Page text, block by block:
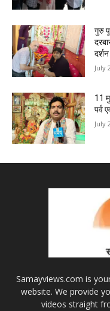
गुरु
दर्शन
July
11
पर्व
July
Samayviews.com is
website. We provide
videos straight